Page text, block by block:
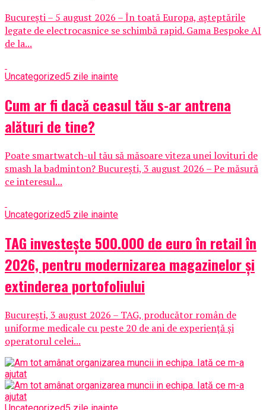
București – 5 august 2026 – În toată Europa, așteptările
legate de electrocasnice se schimbă rapid. Gama Bespoke AI
de la...
Uncategorized5 zile inainte
Cum ar fi dacă ceasul tău s-ar antrena
alături de tine?
Poate smartwatch-ul tău să măsoare viteza unei lovituri de
smash la badminton? București, 3 august 2026 – Pe măsură
ce interesul...
Uncategorized5 zile inainte
TAG investește 500.000 de euro în retail în
2026, pentru modernizarea magazinelor și
extinderea portofoliului
București, 3 august 2026 – TAG, producător român de
uniforme medicale cu peste 20 de ani de experiență și
operatorul celei...
Uncategorized5 zile inainte